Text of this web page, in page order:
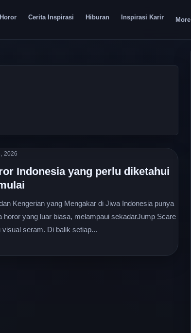
Cerita Inspirasi Hiburan Inspirasi Karir More
2026
Indonesia yang perlu diketahui
Kengerian yang Mengakar di Jiwa Indonesia punya
horor yang luar biasa, melampaui sekadarJump Scare
visual seram. Di balik setiap...